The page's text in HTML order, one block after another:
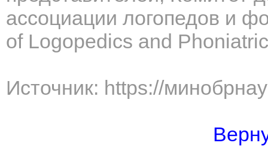
ассоциации логопедов и
of Logopedics and
Источник: https://